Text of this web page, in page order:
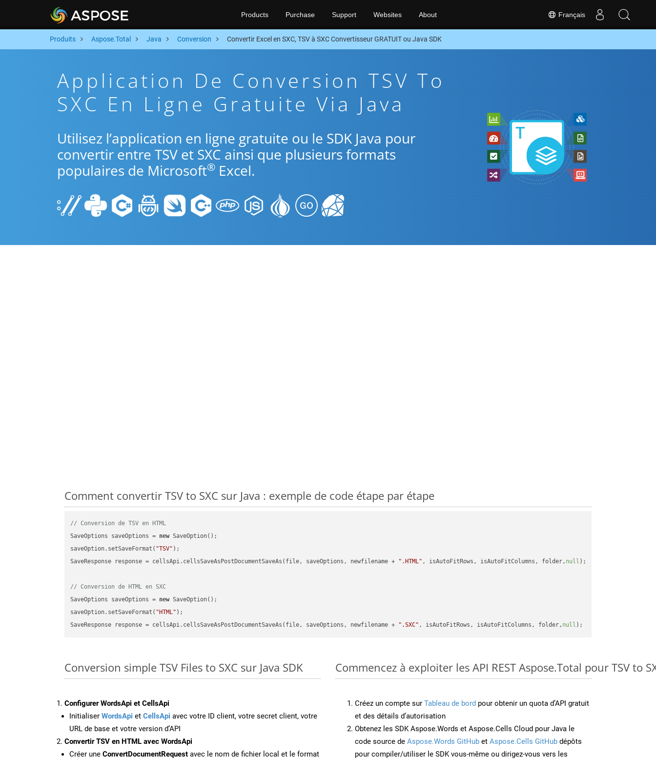
Français
Products Purchase Support Websites About
Produits Aspose.Total Java Conversion Convertir Excel en SXC, TSV à SXC Convertisseur GRATUIT ou Java SDK
Application De Conversion TSV To
SXC En Ligne Gratuite Via Java
Utilisez l’application en ligne gratuite ou le SDK Java pour
convertir entre TSV et SXC ainsi que plusieurs formats
populaires de Microsoft® Excel.
Comment convertir TSV to SXC sur Java : exemple de code étape par étape
// Conversion de TSV en HTML
SaveOptions saveOptions = new SaveOption();
saveOption.setSaveFormat( "TSV" );
SaveResponse response = cellsApi.cellsSaveAsPostDocumentSaveAs(file, saveOptions, newfilename +
".HTML" , isAutoFitRows, isAutoFitColumns, folder, null );
// Conversion de HTML en SXC
SaveOptions saveOptions = new SaveOption();
saveOption.setSaveFormat( "HTML" );
SaveResponse response = cellsApi.cellsSaveAsPostDocumentSaveAs(file, saveOptions, newfilename +
".SXC" , isAutoFitRows, isAutoFitColumns, folder, null
Conversion simple TSV Files to SXC sur Java SDK
Configurer WordsApi et CellsApi
Initialiser WordsApi et CellsApi avec votre ID client, votre secret client, votre
URL de base et votre version d’API
Convertir TSV en HTML avec WordsApi
Créer une ConvertDocumentRequest avec le nom de fichier local et le format
Commencez à exploiter les API REST Aspose.Total pour TSV to
Créez un compte sur Tableau de bord pour obtenir un quota d’API gratuit
et des détails d’autorisation
Obtenez les SDK Aspose.Words et Aspose.Cells Cloud pour Java le
code source de Aspose.Words GitHub et Aspose.Cells GitHub dépôts
pour compiler/utiliser le SDK vous-même ou dirigez-vous vers les